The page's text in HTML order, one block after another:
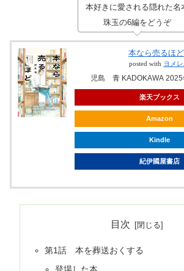
本好きに愛される隠れた名
珠玉の6編をどうぞ
本なら売るほ
posted with ヨメ
児島 青 KADOKAWA
楽天ブックス
Amazon
Kindle
紀伊國屋書店
目次
第1話 本を葬送おくする